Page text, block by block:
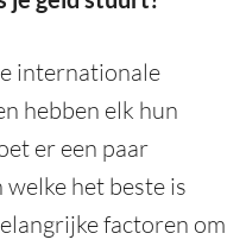
internationale
hebben elk hun
er een paar
het beste is
factoren om